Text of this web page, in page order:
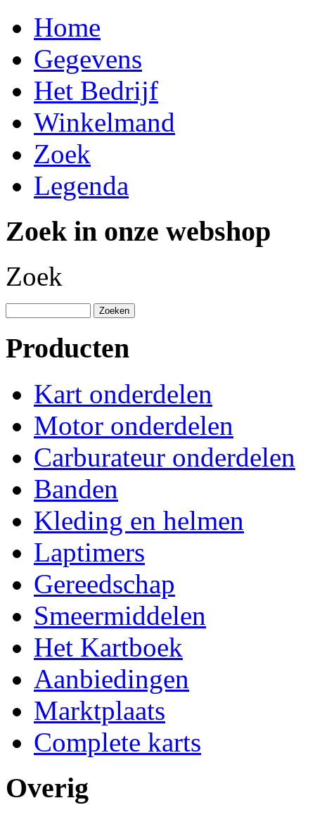
Home
Gegevens
Het Bedrijf
Winkelmand
Zoek
Legenda
Zoek in onze webshop
Zoek
Producten
Kart onderdelen
Motor onderdelen
Carburateur onderdelen
Banden
Kleding en helmen
Laptimers
Gereedschap
Smeermiddelen
Het Kartboek
Aanbiedingen
Marktplaats
Complete karts
Overig